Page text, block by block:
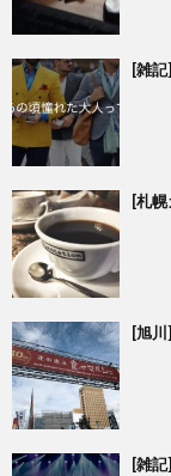
[雑
[札
[旭
[雑